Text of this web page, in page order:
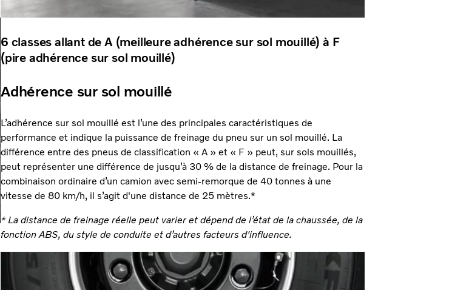
6 classes allant de A (meilleure adhérence sur sol mouillé) à F
(pire adhérence sur sol mouillé)
Adhérence sur sol mouillé
L’adhérence sur sol mouillé est l’une des principales caractéristiques de
performance et indique la puissance de freinage du pneu sur un sol mouillé. La
différence entre des pneus de classification « A » et « F » peut, sur sols mouillés,
peut représenter une différence de jusqu’à 30 % de la distance de freinage. Pour la
combinaison ordinaire d’un camion avec semi-remorque de 40 tonnes à une
vitesse de 80 km/h, il s’agit d'une distance de 25 mètres.*
* La distance de freinage réelle peut varier et dépend de l’état de la chaussée, de la
fonction ABS, du style de conduite et d’autres facteurs d'influence.